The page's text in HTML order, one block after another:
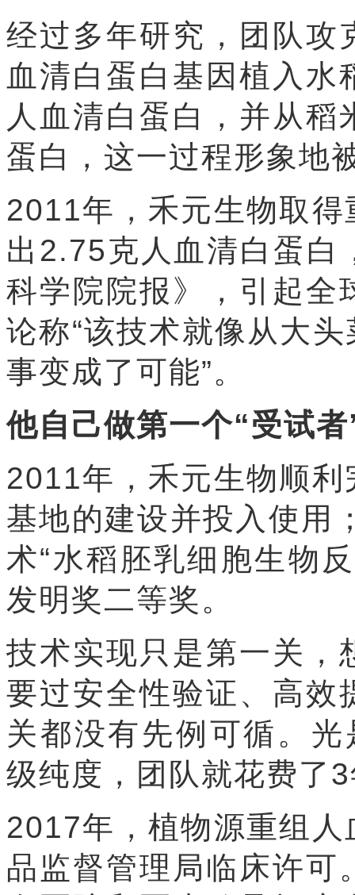
经过多年研究，团队攻
血清白蛋白基因植入水
人血清白蛋白，并从
蛋白，这一过程形象地
2011年，禾元生物取
出2.75克人血清白蛋白
科学院院报》，引起
论称“该技术就像从大
事变成了可能”。
他自己做第一个“受试者
2011年，禾元生物顺
基地的建设并投入使用
术“水稻胚乳细胞生物
发明奖二等奖。
技术实现只是第一关，
要过安全性验证、高效
关都没有先例可循。
级纯度，团队就花费了
2017年，植物源重组
品监督管理局临床许可